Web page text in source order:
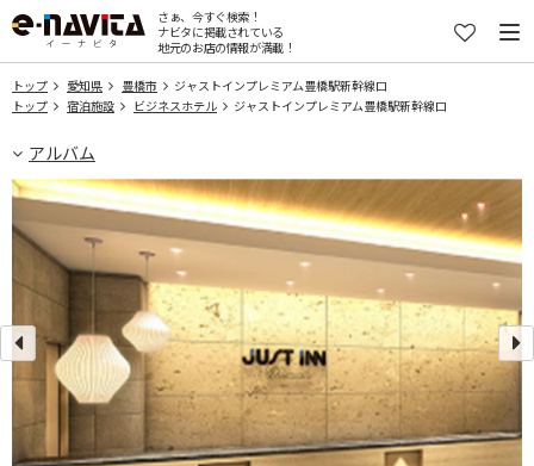
さぁ、今すぐ検索！
ナビタに掲載されている
地元のお店の情報が満載！
トップ 愛知県 豊橋市
ジャストインプレミアム豊橋駅新幹線口
トップ
宿泊施設 ビジネスホテル ジャストインプレミアム豊橋駅新幹線口
アルバム